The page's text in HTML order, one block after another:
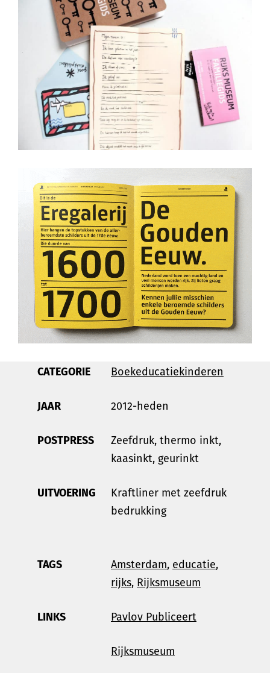
CATEGORIE Boekeducatiekinderen
JAAR 2012-heden
POSTPRESS
Zeefdruk, thermo inkt,
kaasinkt, geurinkt
UITVOERING
Kraftliner met zeefdruk
bedrukking
TAGS Amsterdam, educatie,
rijks, Rijksmuseum
LINKS Pavlov Publiceert
Rijksmuseum